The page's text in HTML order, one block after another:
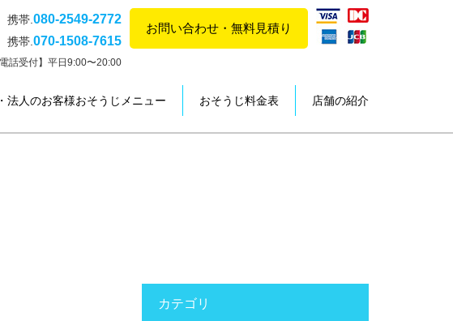
帯. 080-2549-2772
帯. 070-1508-7615
電話受付】平日9:00〜20:00
お問い合わせ・無料見積り
法人のお客様おそうじメニュー おそうじ料金表 店舗の紹介
カテゴリ